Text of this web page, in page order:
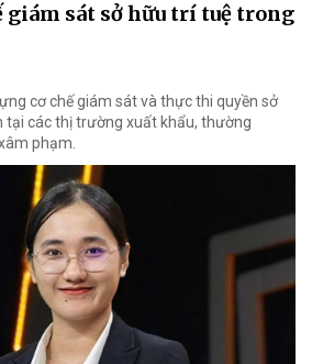
giám sát sở hữu trí tuệ trong
cơ chế giám sát và thực thi quyền sở
tại các thị trường xuất khẩu, thường
phạm.